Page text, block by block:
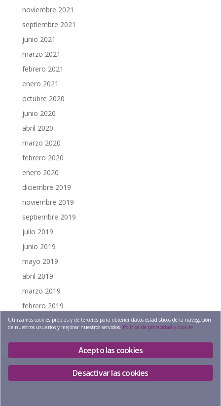
noviembre 2021
septiembre 2021
junio 2021
marzo 2021
febrero 2021
enero 2021
octubre 2020
junio 2020
abril 2020
marzo 2020
febrero 2020
enero 2020
diciembre 2019
noviembre 2019
septiembre 2019
julio 2019
junio 2019
mayo 2019
abril 2019
marzo 2019
febrero 2019
diciembre 2018
@2026Espacio en calma, S.L. |Política de
Utilizamos cookies propias y de terceros para obtener datos estadísticos de la navegación
de nuestros usuarios y mejorar nuestros servicios. Política de privacidad y cookies
Acepto las cookies
Desactivar las cookies